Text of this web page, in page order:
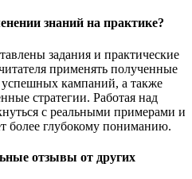
знаний на практике?
задания и практические
применять полученные
успешных кампаний, а также
стратегии. Работая над
с реальными примерами и
более глубокому пониманию.
отзывы от других